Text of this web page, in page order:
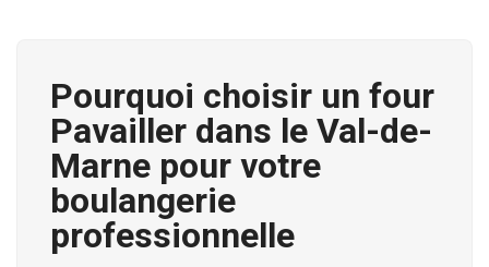
Pourquoi choisir un four
Pavailler dans le Val-de-
Marne pour votre
boulangerie
professionnelle